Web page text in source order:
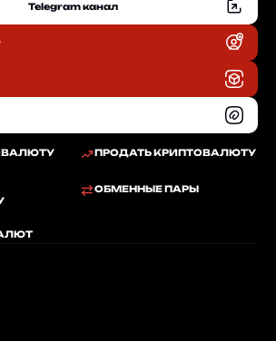
ПРОДАТЬ КРИПТОВАЛЮТУ
ОБМЕННЫЕ ПАРЫ
Telegram канал